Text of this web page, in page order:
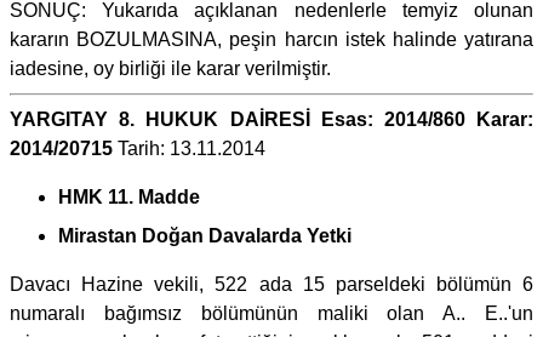
SONUÇ: Yukarıda açıklanan nedenlerle temyiz olunan
kararın BOZULMASINA, peşin harcın istek halinde yatırana
iadesine, oy birliği ile karar verilmiştir.
YARGITAY 8. HUKUK DAİRESİ Esas: 2014/860 Karar:
2014/20715 Tarih: 13.11.2014
HMK 11. Madde
Mirastan Doğan Davalarda Yetki
Davacı Hazine vekili, 522 ada 15 parseldeki bölümün 6
numaralı bağımsız bölümünün maliki olan A.. E..'un